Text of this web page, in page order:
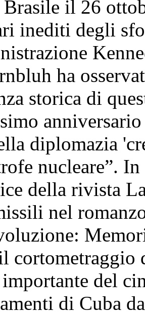
il 26
inediti degli
ha
storica di
diplomazia
nucleare”.
della rivista
nel
cortometraggio
del
di Cuba